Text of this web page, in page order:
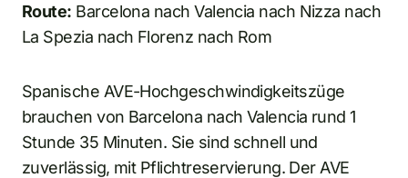
Route: Barcelona nach Valencia nach Nizza nach
La Spezia nach Florenz nach Rom
Spanische AVE-Hochgeschwindigkeitszüge
brauchen von Barcelona nach Valencia rund 1
Stunde 35 Minuten. Sie sind schnell und
zuverlässig, mit Pflichtreservierung. Der AVE